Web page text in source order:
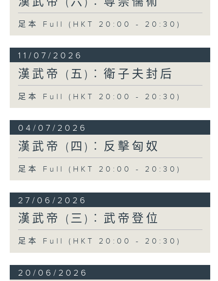
擊朝鮮。其秋，遣樓船將軍楊僕從齊（今山
彘出遼東，討右渠（國王名）」，經過連番
殺國王右渠降漢，漢朝在朝鮮故土設置樂
浪、臨屯、玄菟、真番四郡。
南方的南越國，起源於秦始皇滅六國之後，
繼續派軍南下，試圖收復嶺南的越人部落。
經過數年苦戰，秦軍屢敗，其後史祿（史是
官職，祿是人名）開通連接湘、灕二水的靈
渠運河，貫通交通線，秦軍攻下番禺（今廣
州市老城），設置南海、桂林、象三郡，得
以管轄嶺南。數年後，始皇死，中原大亂，
南海郡尉（軍政長官）任囂病重，臨死把權
力托附給龍川縣令趙佗。趙佗自恃地方偏
遠，有山河阻隔，於是閉關自守，以「蠻夷
大長老」自居，割據稱王，向外擴張至交趾
（今越南北部），並且曾經稱帝，對漢朝叛
王」，在國內自稱「南越文帝」。漢武帝初
足本 Full (HKT 20:00 - 20:30)
11/07/2026
漢武帝 (五)︰衛子夫封后
足本 Full (HKT 20:00 - 20:30)
04/07/2026
漢武帝 (四)︰反擊匈奴
足本 Full (HKT 20:00 - 20:30)
27/06/2026
漢武帝 (三)︰武帝登位
足本 Full (HKT 20:00 - 20:30)
20/06/2026